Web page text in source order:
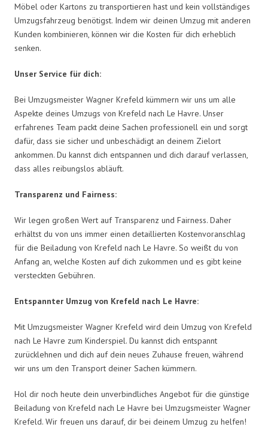
Möbel oder Kartons zu transportieren hast und kein vollständiges
Umzugsfahrzeug benötigst. Indem wir deinen Umzug mit anderen
Kunden kombinieren, können wir die Kosten für dich erheblich
senken.
Unser Service für dich:
Bei Umzugsmeister Wagner Krefeld kümmern wir uns um alle
Aspekte deines Umzugs von Krefeld nach Le Havre. Unser
erfahrenes Team packt deine Sachen professionell ein und sorgt
dafür, dass sie sicher und unbeschädigt an deinem Zielort
ankommen. Du kannst dich entspannen und dich darauf verlassen,
dass alles reibungslos abläuft.
Transparenz und Fairness:
Wir legen großen Wert auf Transparenz und Fairness. Daher
erhältst du von uns immer einen detaillierten Kostenvoranschlag
für die Beiladung von Krefeld nach Le Havre. So weißt du von
Anfang an, welche Kosten auf dich zukommen und es gibt keine
versteckten Gebühren.
Entspannter Umzug von Krefeld nach Le Havre:
Mit Umzugsmeister Wagner Krefeld wird dein Umzug von Krefeld
nach Le Havre zum Kinderspiel. Du kannst dich entspannt
zurücklehnen und dich auf dein neues Zuhause freuen, während
wir uns um den Transport deiner Sachen kümmern.
Hol dir noch heute dein unverbindliches Angebot für die günstige
Beiladung von Krefeld nach Le Havre bei Umzugsmeister Wagner
Krefeld. Wir freuen uns darauf, dir bei deinem Umzug zu helfen!